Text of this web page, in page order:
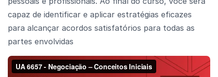
capaz de identificar e aplicar estratégias eficazes
para alcançar acordos satisfatórios para todas as
partes envolvidas